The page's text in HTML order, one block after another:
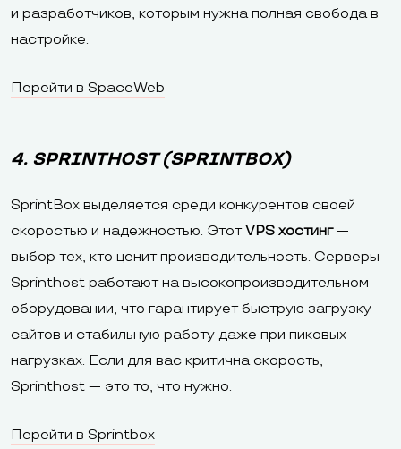
и разработчиков, которым нужна полная свобода в
настройке.
Перейти в SpaceWeb
4. SPRINTHOST (SPRINTBOX)
SprintBox выделяется среди конкурентов своей
скоростью и надежностью. ЭтотVPS хостинг—
выбор тех, кто ценит производительность. Серверы
Sprinthost работают на высокопроизводительном
оборудовании, что гарантирует быструю загрузку
сайтов и стабильную работу даже при пиковых
нагрузках. Если для вас критична скорость,
Sprinthost — это то, что нужно.
Перейти в Sprintbox